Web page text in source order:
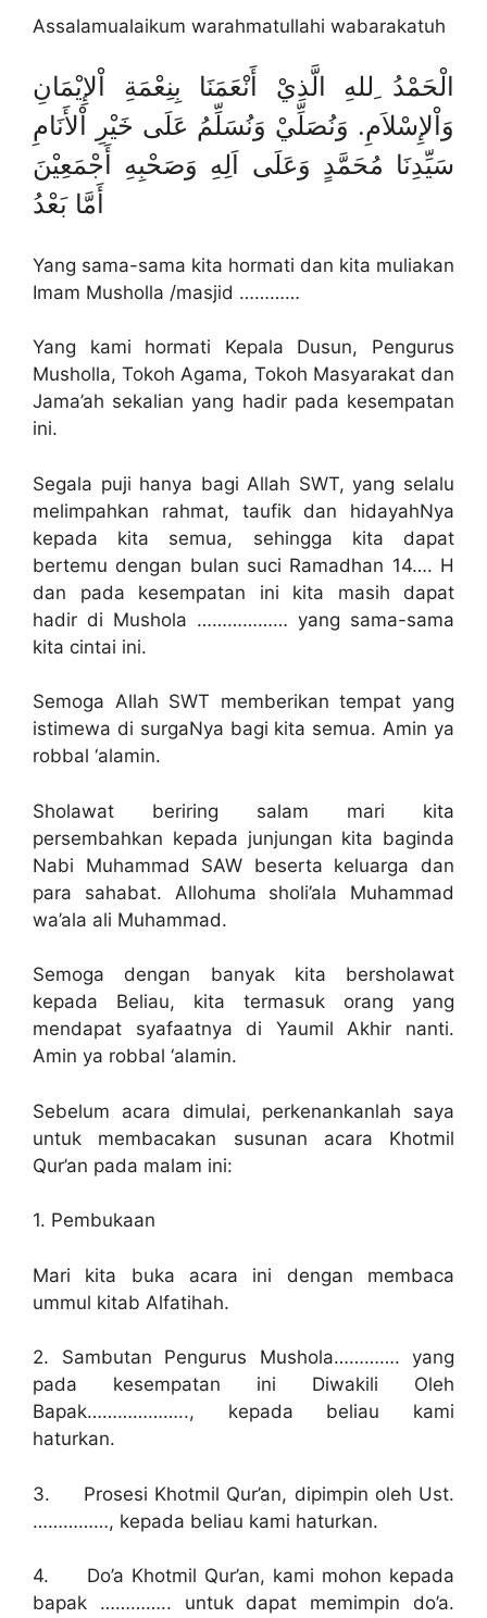
Assalamualaikum warahmatullahi wabarakatuh
الْحَمْدُ ِللهِ الَّذِيْ أَنْعَمَنَا بِنِعْمَةِ اْلإِيْمَانِ
وَاْلإِسْلاَمِ. وَنُصَلِّيْ وَنُسَلِّمُ عَلَى خَيْرِ اْلأَنَامِ
سَيِّدِنَا مُحَمَّدٍ وَعَلَى اَلِهِ وَصَحْبِهِ أَجْمَعِيْنَ
أَمَّا بَعْدُ
Yang sama-sama kita hormati dan kita muliakan
Imam Musholla /masjid …………
Yang kami hormati Kepala Dusun, Pengurus
Musholla, Tokoh Agama, Tokoh Masyarakat dan
Jama’ah sekalian yang hadir pada kesempatan
ini.
Segala puji hanya bagi Allah SWT, yang selalu
melimpahkan rahmat, taufik dan hidayahNya
kepada kita semua, sehingga kita dapat
bertemu dengan bulan suci Ramadhan 14…. H
dan pada kesempatan ini kita masih dapat
hadir di Mushola ……………… yang sama-sama
kita cintai ini.
Semoga Allah SWT memberikan tempat yang
istimewa di surgaNya bagi kita semua. Amin ya
robbal ‘alamin.
Sholawat beriring salam mari kita
persembahkan kepada junjungan kita baginda
Nabi Muhammad SAW beserta keluarga dan
para sahabat. Allohuma sholi’ala Muhammad
wa’ala ali Muhammad.
Semoga dengan banyak kita bersholawat
kepada Beliau, kita termasuk orang yang
mendapat syafaatnya di Yaumil Akhir nanti.
Amin ya robbal ‘alamin.
Sebelum acara dimulai, perkenankanlah saya
untuk membacakan susunan acara Khotmil
Qur’an pada malam ini:
1. Pembukaan
Mari kita buka acara ini dengan membaca
ummul kitab Alfatihah.
2. Sambutan Pengurus Mushola…………. yang
pada kesempatan ini Diwakili Oleh
Bapak……………….., kepada beliau kami
haturkan.
3. Prosesi Khotmil Qur’an, dipimpin oleh Ust.
……………, kepada beliau kami haturkan.
4. Do’a Khotmil Qur’an, kami mohon kepada
bapak ………….. untuk dapat memimpin do’a.